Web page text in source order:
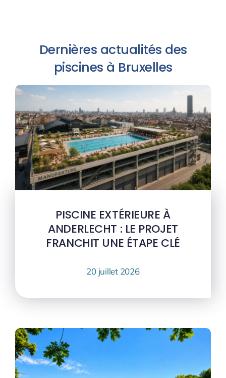
Dernières actualités des
piscines à Bruxelles
PISCINE EXTÉRIEURE À
ANDERLECHT : LE PROJET
FRANCHIT UNE ÉTAPE CLÉ
20 juillet 2026